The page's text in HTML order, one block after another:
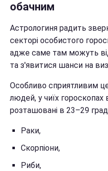
обачним
Астрологиня радить
секторі особистого
адже саме там можуть
та з'явитися шанси на
Особливо сприятливим
людей, у чиїх гороскопах
розташовані в 23–29
Раки,
Скорпіони,
Риби,